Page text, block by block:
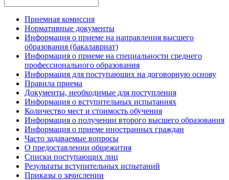
Приемная комиссия
Нормативные документы
Информация о приеме на направления высшего
образования (бакалавриат)
Информация о приеме на специальности среднего
профессионального образования
Информация для поступающих на договорную основу
Правила приема
Документы, необходимые для поступления
Информация о вступительных испытаниях
Количество мест и стоимость обучения
Информация о получении второго высшего образования
Информация о приеме иностранных граждан
Часто задаваемые вопросы
О предоставлении общежития
Списки поступающих лиц
Результаты вступительных испытаний
Приказы о зачислении